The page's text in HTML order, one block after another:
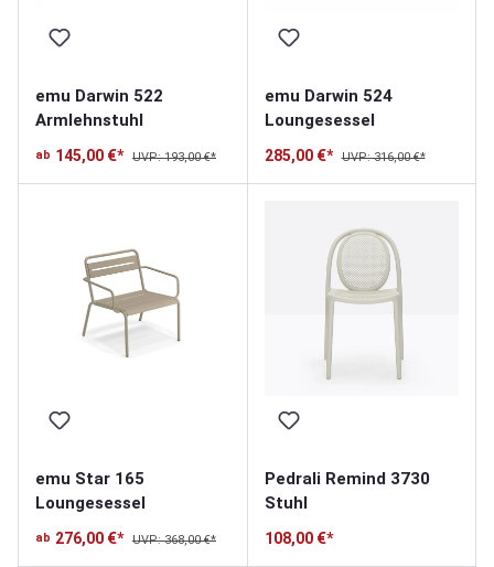
emu Darwin 522
Armlehnstuhl
ab 145,00 €* UVP: 193,00 €*
emu Darwin 524
Loungesessel
285,00 €* UVP: 316,00 €*
emu Star 165
Loungesessel
ab 276,00 €* UVP: 368,00 €*
Pedrali Remind 3730
Stuhl
108,00 €*